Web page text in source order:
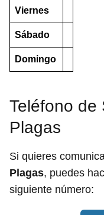
Viernes
Sábado
Domingo
Teléfono de
Plagas
Si quieres
Plagas, puedes
siguiente número: